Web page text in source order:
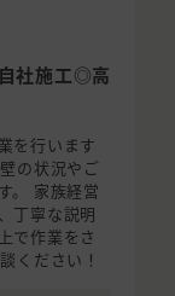
社施工◎高
を行います
の状況やご
。 家族経営
丁寧な説明
で作業をさ
ください！